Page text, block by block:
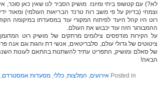
לא?) עם קטשופ ביתי ומיונז. מושיק הסביר לנו שאין כאן סוכר,
וצמחי (בדיוק על פי משב רוח טרנד הבריאות העולמי) ומאוד
רוט היו קהל היעד לפיתוח המקורי עוד במסעדתו במיקומה
ההמבורגר הזה עוד יכבוש את העולם.
על הקירות מודפסים צילומים מרתקים של מושיק רוט
ציטוטים של גדולי עולם, סלבריטאים, אנשי דת והגות וגם אנה
של סאלם ומושיק, התפריט עתיד להשתנות בהתאם לעונות
הבאה!
Posted in אירועים, המלצות, כללי, מסעדות אמסטרדם,